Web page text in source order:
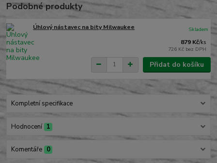
Podobné produkty
Úhlový nástavec na bity Milwaukee
879 Kč/ks
726 Kč bez DPH
Skladem
Přidat do košíku
Kompletní specifikace
Hodnocení 1
Komentáře 0